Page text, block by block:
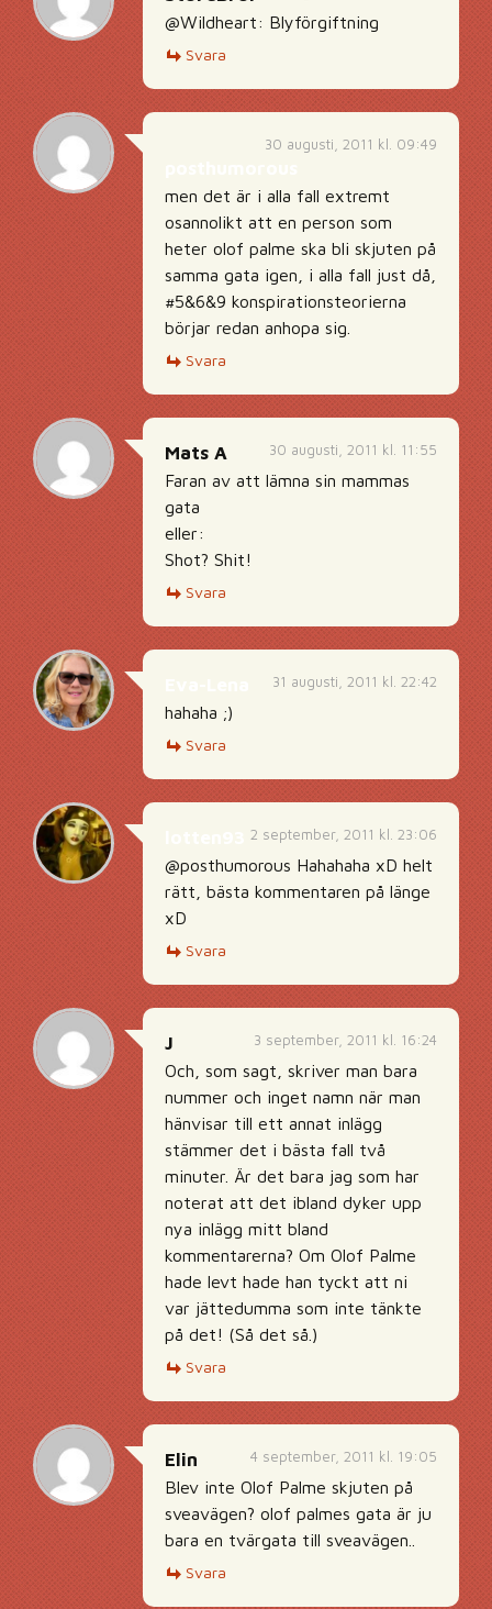
@Wildheart: Blyförgiftning
Svara
30 augusti, 2011 kl. 09:49
men det är i alla fall extremt
osannolikt att en person som
heter olof palme ska bli skjuten på
samma gata igen, i alla fall just då,
#5&6&9 konspirationsteorierna
börjar redan anhopa sig.
Svara
30 augusti, 2011 kl. 11:55
Mats A
Faran av att lämna sin mammas
gata
eller:
Shot? Shit!
Svara
31 augusti, 2011 kl. 22:42
hahaha ;)
Svara
2 september, 2011 kl. 23:06
@posthumorous Hahahaha xD helt
rätt, bästa kommentaren på länge
xD
Svara
3 september, 2011 kl. 16:24
J
Och, som sagt, skriver man bara
nummer och inget namn när man
hänvisar till ett annat inlägg
stämmer det i bästa fall två
minuter. Är det bara jag som har
noterat att det ibland dyker upp
nya inlägg mitt bland
kommentarerna? Om Olof Palme
hade levt hade han tyckt att ni
var jättedumma som inte tänkte
på det! (Så det så.)
Svara
4 september, 2011 kl. 19:05
Elin
Blev inte Olof Palme skjuten på
sveavägen? olof palmes gata är ju
bara en tvärgata till sveavägen..
Svara